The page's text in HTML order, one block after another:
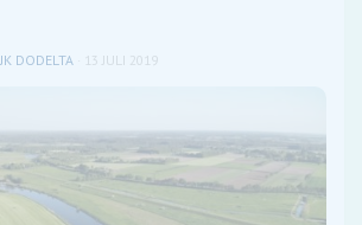
DODELTA 13 JULI 2019